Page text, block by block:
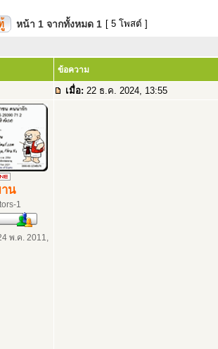
หน้า 1 จากทั้งหมด 1 [ 5 โพสต์ ]
ข้อความ
เมื่อ: 22 ธ.ค. 2024, 13:55
น
1
พ.ค. 2011,